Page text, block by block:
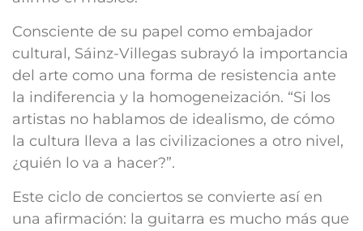
Consciente de su papel como embajador
cultural, Sáinz-Villegas subrayó la importancia
del arte como una forma de resistencia ante
la indiferencia y la homogeneización. “Si los
artistas no hablamos de idealismo, de cómo
la cultura lleva a las civilizaciones a otro nivel,
¿quién lo va a hacer?”.
Este ciclo de conciertos se convierte así en
una afirmación: la guitarra es mucho más que